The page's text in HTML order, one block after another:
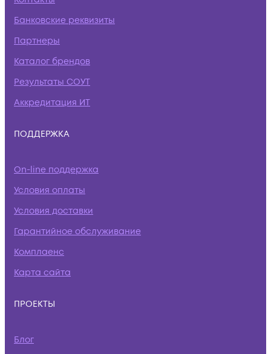
Банковские реквизиты
Партнеры
Каталог брендов
Результаты СОУТ
Аккредитация ИТ
ПОДДЕРЖКА
On-line поддержка
Условия оплаты
Условия доставки
Гарантийное обслуживание
Комплаенс
Карта сайта
ПРОЕКТЫ
Блог